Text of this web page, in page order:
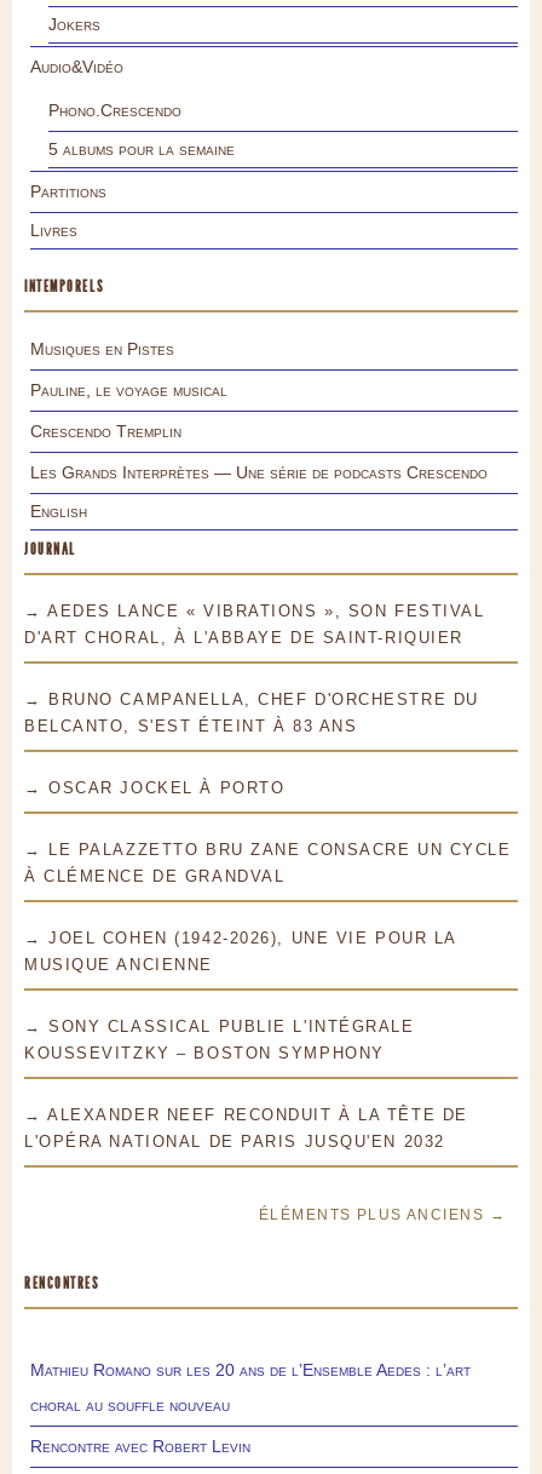
Jokers
Audio&Vidéo
Phono.Crescendo
5 albums pour la semaine
Partitions
Livres
INTEMPORELS
Musiques en Pistes
Pauline, le voyage musical
Crescendo Tremplin
Les Grands Interprètes — Une série de podcasts Crescendo
English
JOURNAL
→ AEDES LANCE « VIBRATIONS », SON FESTIVAL
D'ART CHORAL, À L'ABBAYE DE SAINT-RIQUIER
→ BRUNO CAMPANELLA, CHEF D'ORCHESTRE DU
BELCANTO, S'EST ÉTEINT À 83 ANS
→ OSCAR JOCKEL À PORTO
→ LE PALAZZETTO BRU ZANE CONSACRE UN CYCLE
À CLÉMENCE DE GRANDVAL
→ JOEL COHEN (1942-2026), UNE VIE POUR LA
MUSIQUE ANCIENNE
→ SONY CLASSICAL PUBLIE L'INTÉGRALE
KOUSSEVITZKY – BOSTON SYMPHONY
→ ALEXANDER NEEF RECONDUIT À LA TÊTE DE
L'OPÉRA NATIONAL DE PARIS JUSQU'EN 2032
ÉLÉMENTS PLUS ANCIENS →
RENCONTRES
Mathieu Romano sur les 20 ans de l’Ensemble Aedes : l’art
choral au souffle nouveau
Rencontre avec Robert Levin